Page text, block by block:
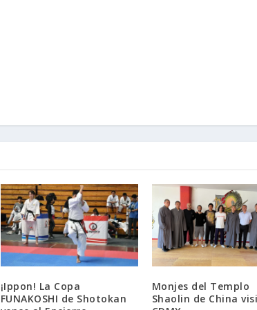
¡Ippon! La Copa
FUNAKOSHI de Shotokan
Monjes del Templo
Shaolin de China